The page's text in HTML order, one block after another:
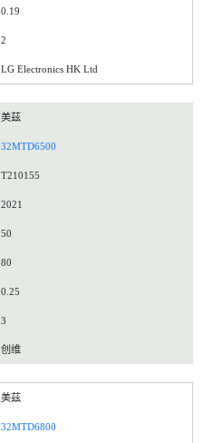
0.19
2
LG Electronics HK Ltd
美茲
32MTD6500
T210155
2021
50
80
0.25
3
创维
美茲
32MTD6800